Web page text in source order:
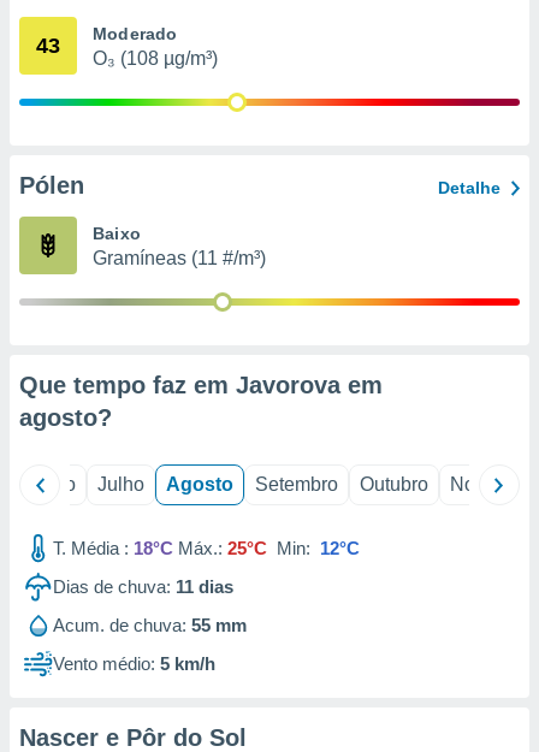
através
estudos
1199
43 Moderado
O₃ (108 µg/m³)
Pólen Detalhe
Baixo
Gramíneas (11 #/m³)
Que tempo faz em Javorova em
agosto?
Junho Julho Agosto Setembro Outubro Novembro
T. Média : 18°C Máx.: 25°C Min: 12°C
Dias de chuva: 11 dias
Acum. de chuva: 55 mm
Vento médio: 5 km/h
Nascer e Pôr do Sol